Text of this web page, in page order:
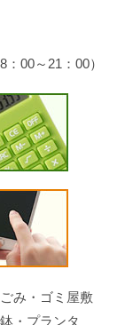
00～21：00）
み・ゴミ屋敷
・プランタ